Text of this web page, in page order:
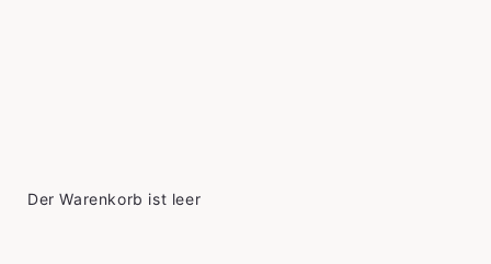
Der Warenkorb ist leer